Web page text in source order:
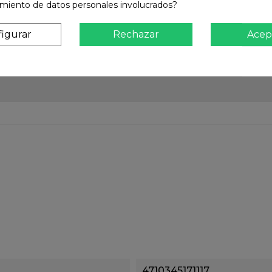
Te
de datos personales involucrados?
Rechazar